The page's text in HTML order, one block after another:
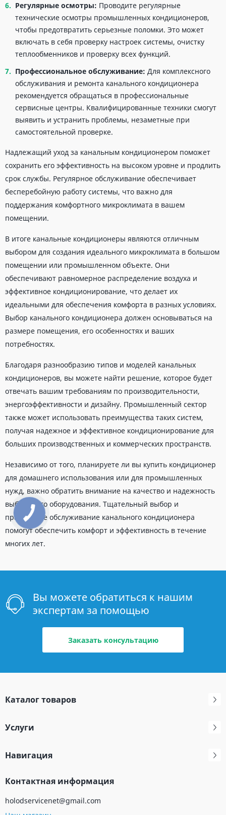
Регулярные осмотры: Проводите регулярные
технические осмотры промышленных кондиционеров,
чтобы предотвратить серьезные поломки. Это может
включать в себя проверку настроек системы, очистку
теплообменников и проверку всех функций.
Профессиональное обслуживание: Для комплексного
обслуживания и ремонта канального кондиционера
рекомендуется обращаться в профессиональные
сервисные центры. Квалифицированные техники смогут
выявить и устранить проблемы, незаметные при
самостоятельной проверке.
Надлежащий уход за канальным кондиционером поможет
сохранить его эффективность на высоком уровне и продлить
срок службы. Регулярное обслуживание обеспечивает
бесперебойную работу системы, что важно для
поддержания комфортного микроклимата в вашем
помещении.
В итоге канальные кондиционеры являются отличным
выбором для создания идеального микроклимата в большом
помещении или промышленном объекте. Они
обеспечивают равномерное распределение воздуха и
эффективное кондиционирование, что делает их
идеальными для обеспечения комфорта в разных условиях.
Выбор канального кондиционера должен основываться на
размере помещения, его особенностях и ваших
потребностях.
Благодаря разнообразию типов и моделей канальных
кондиционеров, вы можете найти решение, которое будет
отвечать вашим требованиям по производительности,
энергоэффективности и дизайну. Промышленный сектор
также может использовать преимущества таких систем,
получая надежное и эффективное кондиционирование для
больших производственных и коммерческих пространств.
Независимо от того, планируете ли вы купить кондиционер
для домашнего использования или для промышленных
нужд, важно обратить внимание на качество и надежность
выбранного оборудования. Тщательный выбор и
правильное обслуживание канального кондиционера
помогут обеспечить комфорт и эффективность в течение
многих лет.
Вы можете обратиться к нашим
экспертам за помощью
Заказать консультацию
Каталог товаров
Услуги
Навигация
Контактная информация
holodservicenet@gmail.com